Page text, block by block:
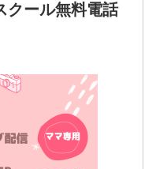
クール無料電話